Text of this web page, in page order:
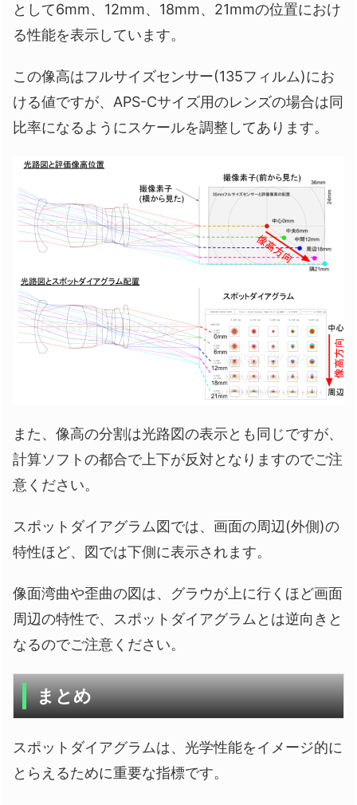
として6mm、12mm、18mm、21mmの位置におけ
る性能を表示しています。
この像高はフルサイズセンサー(135フィルム)にお
ける値ですが、APS-Cサイズ用のレンズの場合は同
比率になるようにスケールを調整してあります。
また、像高の分割は光路図の表示とも同じですが、
計算ソフトの都合で上下が反対となりますのでご注
意ください。
スポットダイアグラム図では、画面の周辺(外側)の
特性ほど、図では下側に表示されます。
像面湾曲や歪曲の図は、グラウが上に行くほど画面
周辺の特性で、スポットダイアグラムとは逆向きと
なるのでご注意ください。
まとめ
スポットダイアグラムは、光学性能をイメージ的に
とらえるために重要な指標です。